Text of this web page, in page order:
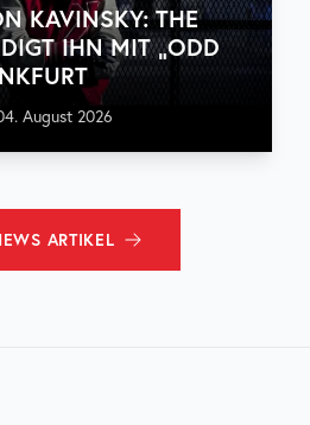
KAVINSKY: THE
IHN MIT „ODD
August 2026
ARTIKEL